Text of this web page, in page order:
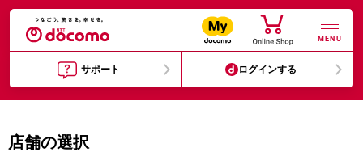
MENU
サポート ログインする
店舗の選択